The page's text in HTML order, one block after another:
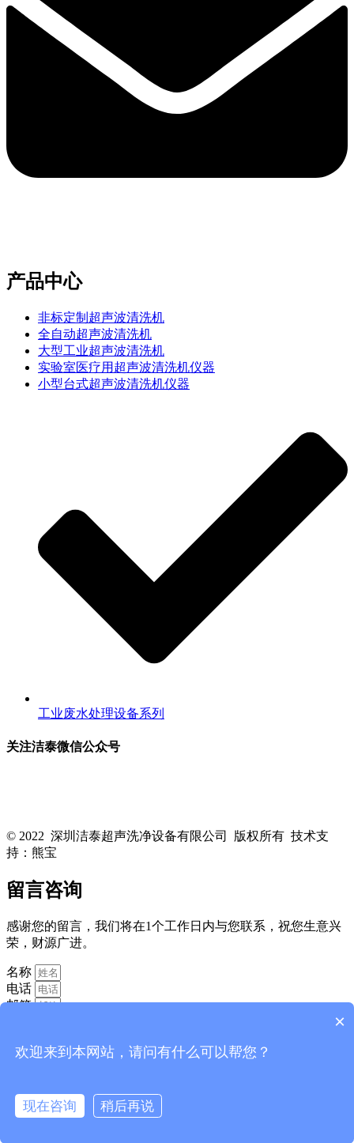
产品中心
非标定制超声波清洗机
全自动超声波清洗机
大型工业超声波清洗机
实验室医疗用超声波清洗机仪器
小型台式超声波清洗机仪器
工业废水处理设备系列
关注洁泰微信公众号
© 2022 深圳洁泰超声洗净设备有限公司 版权所有 技术支
持：熊宝
留言咨询
感谢您的留言，我们将在1个工作日内与您联系，祝您生意兴
荣，财源广进。
名称
电话
邮箱
消息
×
欢迎来到本网站，请问有什么可以帮您？
现在咨询 稍后再说